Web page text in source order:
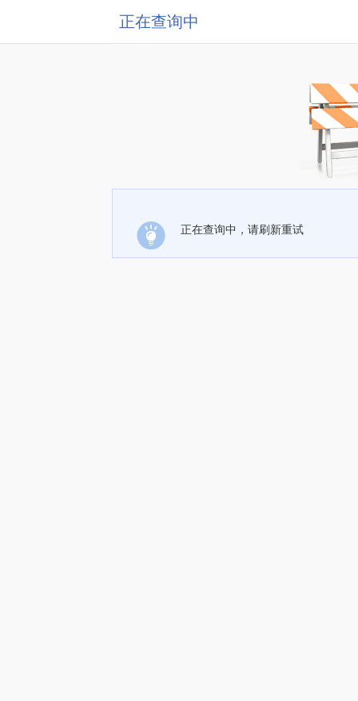
正在查询中
正在查询中，请刷新重试